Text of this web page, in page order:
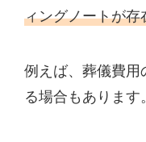
ィングノートが存
例えば、葬儀費用
る場合もあります。